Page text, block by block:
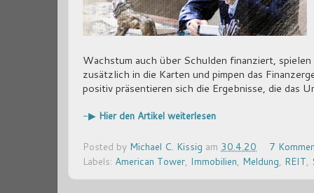
Wachstum auch über Schulden finanziert,
zusätzlich in die Karten und pimpen das
positiv präsentieren sich die Ergebnisse, die das
-▶ Hier den Artikel weiterlesen
Posted by Michael C. Kissig am 30.4.20
7
Labels: American Tower, Immobilien, Meldung, REIT,